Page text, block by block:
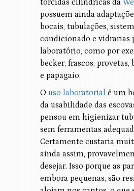
torcidas cilíndricas da
possuem ainda
bocais, tubulações,
condicionado e vidrarias
laboratório, como por
becker, frascos, provetas,
e papagaio.
O uso laboratorial é um
da usabilidade das
pensou em higienizar
sem ferramentas
Certamente custaria
ainda assim,
desejar. Isso porque as
embora pequenas, são